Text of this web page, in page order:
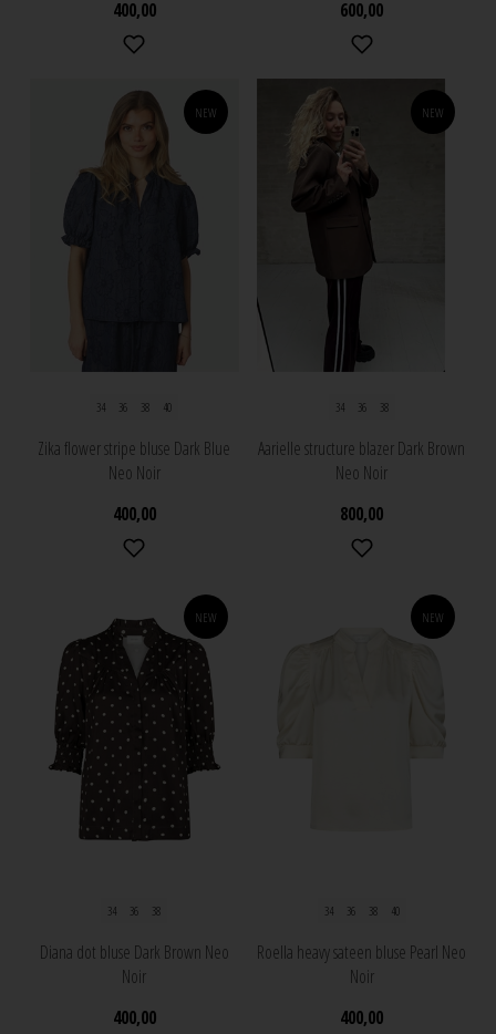
400,00
600,00
NEW
34 36 38 40
Zika flower stripe bluse Dark Blue
Neo Noir
400,00
NEW
34 36 38
Aarielle structure blazer Dark Brown
Neo Noir
800,00
NEW
34 36 38
Diana dot bluse Dark Brown Neo
Noir
400,00
NEW
34 36 38 40
Roella heavy sateen bluse Pearl Neo
Noir
400,00